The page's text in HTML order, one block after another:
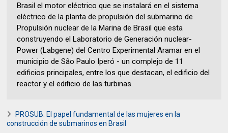
Brasil el motor eléctrico que se instalará en el sistema
eléctrico de la planta de propulsión del submarino de
Propulsión nuclear de la Marina de Brasil que esta
construyendo el Laboratorio de Generación nuclear-
Power (Labgene) del Centro Experimental Aramar en el
municipio de São Paulo Iperó - un complejo de 11
edificios principales, entre los que destacan, el edificio del
reactor y el edificio de las turbinas.
PROSUB: El papel fundamental de las mujeres en la
construcción de submarinos en Brasil